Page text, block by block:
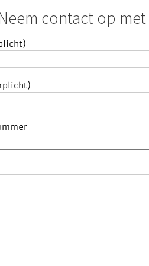
contact op